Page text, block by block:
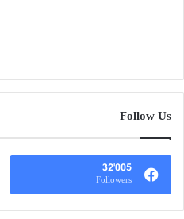
Follow Us
32٬005
Followers